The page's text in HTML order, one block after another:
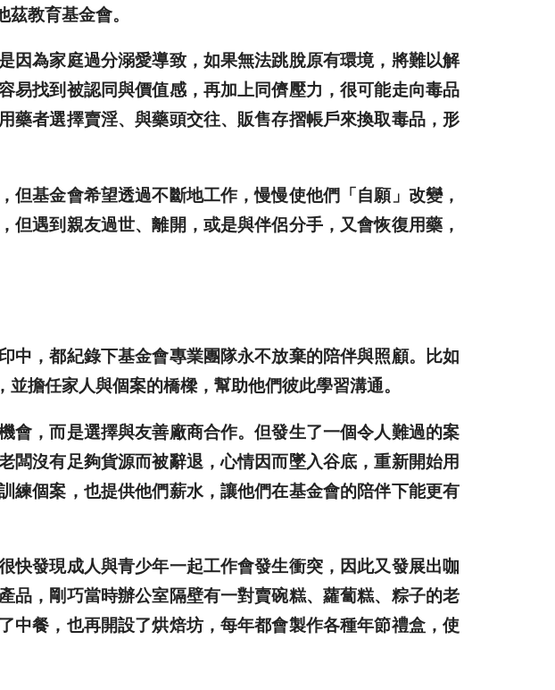
教育基金會。
為家庭過分溺愛導致，如果無法跳脫原有環境，將難以解
易找到被認同與價值感，再加上同儕壓力，很可能走向毒品
藥者選擇賣淫、與藥頭交往、販售存摺帳戶來換取毒品，形
基金會希望透過不斷地工作，慢慢使他們「自願」改變，
遇到親友過世、離開，或是與伴侶分手，又會恢復用藥，
，都紀錄下基金會專業團隊永不放棄的陪伴與照顧。比如
擔任家人與個案的橋樑，幫助他們彼此學習溝通。
，而是選擇與友善廠商合作。但發生了一個令人難過的案
沒有足夠貨源而被辭退，心情因而墜入谷底，重新開始用
練個案，也提供他們薪水，讓他們在基金會的陪伴下能更有
發現成人與青少年一起工作會發生衝突，因此又發展出咖
品，剛巧當時辦公室隔壁有一對賣碗糕、蘿蔔糕、粽子的老
中餐，也再開設了烘焙坊，每年都會製作各種年節禮盒，使